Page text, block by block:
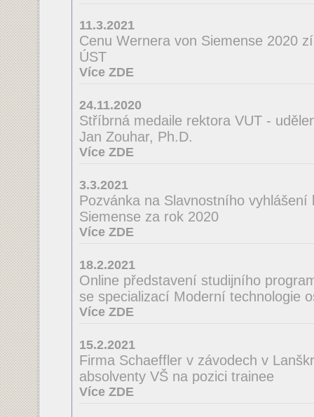
11.3.2021
Cenu Wernera von Siemense 2020
ÚST
Více ZDE
24.11.2020
Stříbrná medaile rektora VUT -
Jan Zouhar, Ph.D.
Více ZDE
3.3.2021
Pozvánka na Slavnostního
Siemense za rok 2020
Více ZDE
18.2.2021
Online představení studijního
se specializací Moderní technologie
Více ZDE
15.2.2021
Firma Schaeffler v závodech v
absolventy VŠ na pozici trainee
Více ZDE